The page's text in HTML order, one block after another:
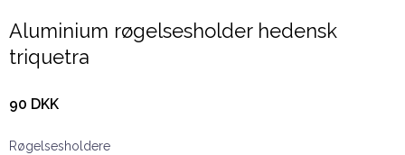
Aluminium røgelsesholder hedensk
triquetra
90 DKK
Røgelsesholdere